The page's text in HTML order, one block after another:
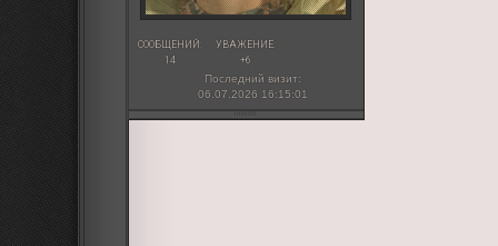
СООБЩЕНИЙ:
14
УВАЖЕНИЕ:
+6
Последний визит:
06.07.2026 16:15:01